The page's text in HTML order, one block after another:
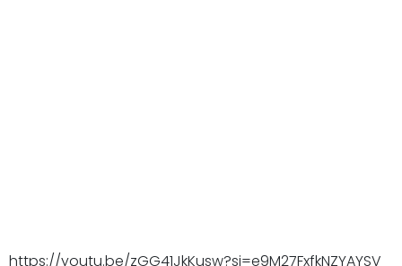
https://youtu.be/zGG41JkKusw?si=e9M27FxfkNZYAYSV